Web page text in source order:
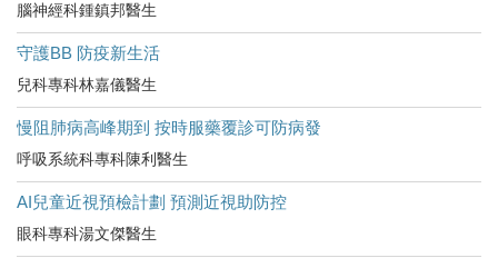
腦神經科鍾鎮邦醫生
守護BB 防疫新生活
兒科專科林嘉儀醫生
慢阻肺病高峰期到 按時服藥覆診可防病發
呼吸系統科專科陳利醫生
AI兒童近視預檢計劃 預測近視助防控
眼科專科湯文傑醫生